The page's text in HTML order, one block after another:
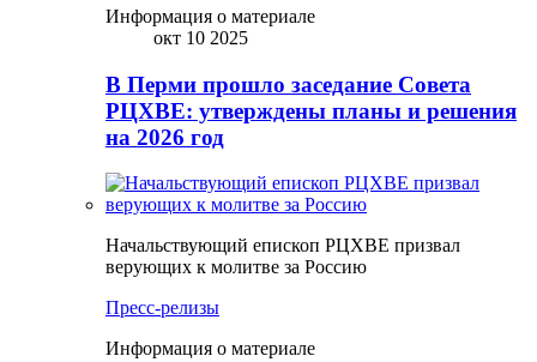
Информация о материале
окт 10 2025
В Перми прошло заседание Совета
РЦХВЕ: утверждены планы и решения
на 2026 год
Начальствующий епископ РЦХВЕ призвал
верующих к молитве за Россию
Пресс-релизы
Информация о материале